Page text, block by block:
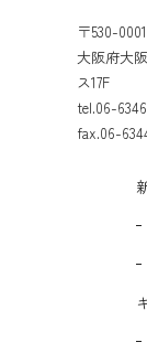
〒530-0001
大阪府大
ス17F
tel.06-
fax.06-